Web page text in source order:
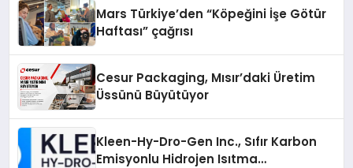
Mars Türkiye’den “Köpeğini İşe Götür
Haftası” çağrısı
Cesur Packaging, Mısır’daki Üretim
Üssünü Büyütüyor
Kleen-Hy-Dro-Gen Inc., Sıfır Karbon
Emisyonlu Hidrojen Isıtma